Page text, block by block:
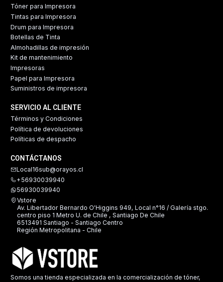
Tóner para Impresora
Tintas para Impresora
Drum para Impresora
Botellas de Tinta
Almohadillas de impresión
Kit de mantenimiento
Impresoras
Papel para Impresora
Suministros de impresora
SERVICIO AL CLIENTE
Términos y Condiciones
Política de devoluciones
Políticas de despacho
CONTÁCTANOS
Local16sub@orayos.cl
+56930039940
56930039940
Vstore
Av. Libertador Bernardo O'Higgins 949, Local n°16 / Galería stgo.
centro piso 1 Metro U. de Chile , Santiago De Chile
6513491 Santiago - Santiago Centro
Región Metropolitana - Chile
Somos una tienda especializada en la comercialización de tóner,